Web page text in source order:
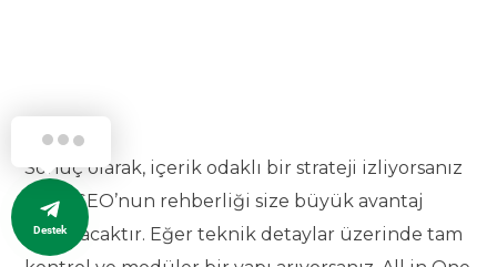
Sonuç olarak, içerik odaklı bir strateji izliyorsanız
Yoast SEO’nun rehberliği size büyük avantaj
sağlayacaktır. Eğer teknik detaylar üzerinde tam
Destek